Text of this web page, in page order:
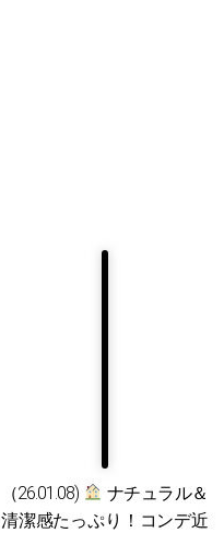
（26.01.08)
ナチュラル＆
清潔感たっぷり！コンデ近